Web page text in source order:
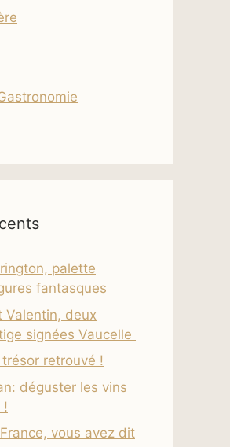
palette
fantasques
Valentin, deux
signées Vaucelle
trésor retrouvé !
déguster les vins
!
vous avez dit